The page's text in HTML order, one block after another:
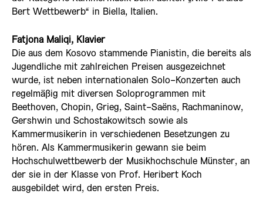
Bert Wettbewerb“ in Biella, Italien.
Fatjona Maliqi, Klavier
Die aus dem Kosovo stammende Pianistin, die bereits als
Jugendliche mit zahlreichen Preisen ausgezeichnet
wurde, ist neben internationalen Solo-Konzerten auch
regelmäßig mit diversen Soloprogrammen mit
Beethoven, Chopin, Grieg, Saint-Saëns, Rachmaninow,
Gershwin und Schostakowitsch sowie als
Kammermusikerin in verschiedenen Besetzungen zu
hören. Als Kammermusikerin gewann sie beim
Hochschulwettbewerb der Musikhochschule Münster, an
der sie in der Klasse von Prof. Heribert Koch
ausgebildet wird, den ersten Preis.